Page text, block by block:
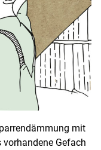
mit
Gefach